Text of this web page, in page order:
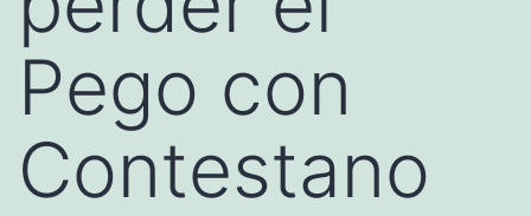
Pego con
Contestano